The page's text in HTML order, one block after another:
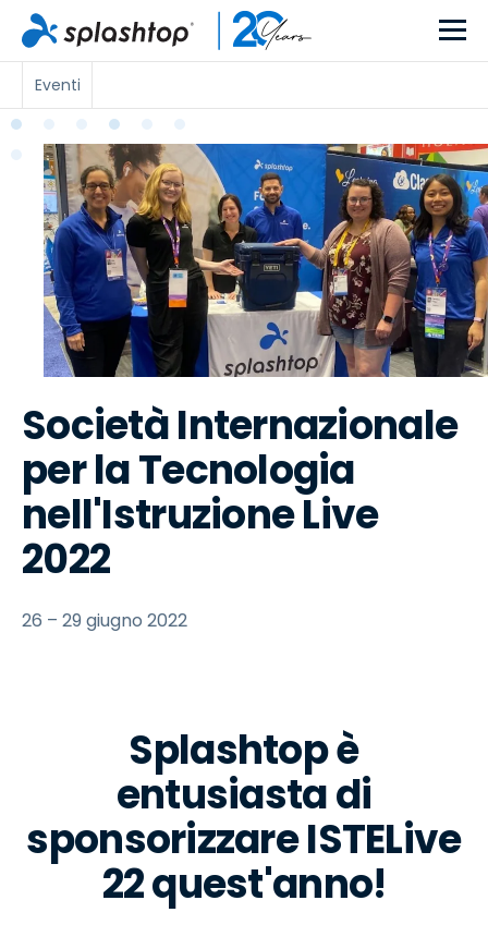
Eventi
Società Internazionale
per la Tecnologia
nell'Istruzione Live
2022
26 – 29 giugno 2022
Splashtop è
entusiasta di
sponsorizzare ISTELive
22 quest'anno!